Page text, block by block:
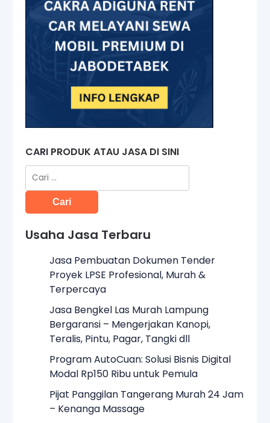
CARI PRODUK ATAU JASA DI SINI
Cari
untuk:
Usaha Jasa Terbaru
Jasa Pembuatan Dokumen Tender
Proyek LPSE Profesional, Murah &
Terpercaya
Jasa Bengkel Las Murah Lampung
Bergaransi – Mengerjakan Kanopi,
Teralis, Pintu, Pagar, Tangki dll
Program AutoCuan: Solusi Bisnis Digital
Modal Rp150 Ribu untuk Pemula
Pijat Panggilan Tangerang Murah 24 Jam
– Kenanga Massage